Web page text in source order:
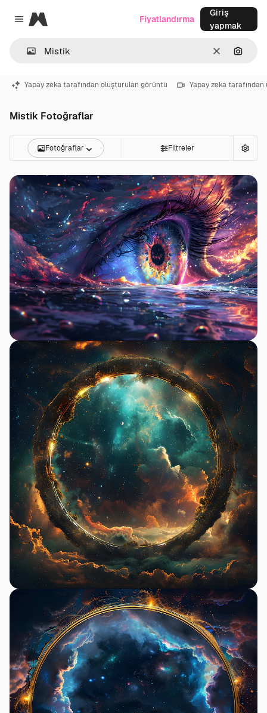
Close menu
Magnific
Temizlemek
Fiyatlandırma
Giriş
yapmak
Yapay zeka tarafından oluşturulan görüntü Yapay zeka
Mistik Fotoğraflar
Fotoğraflar Filtreler